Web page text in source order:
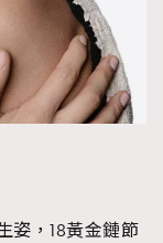
姿，18黃金鏈節